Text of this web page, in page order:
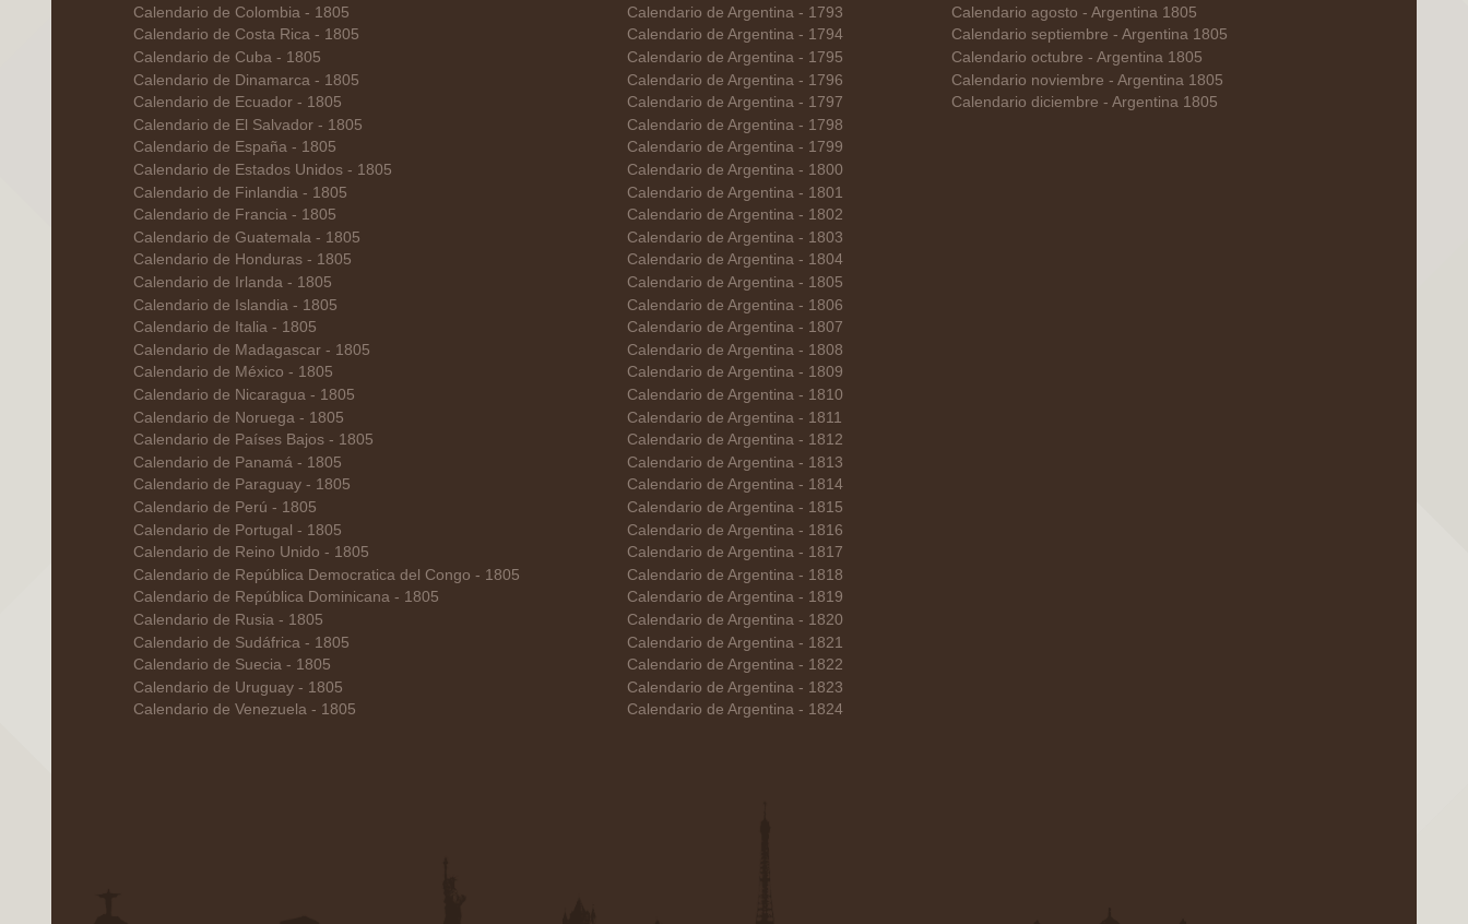
Calendario de Colombia - 1805
Calendario de Costa Rica - 1805
Calendario de Cuba - 1805
Calendario de Dinamarca - 1805
Calendario de Ecuador - 1805
Calendario de El Salvador - 1805
Calendario de España - 1805
Calendario de Estados Unidos - 1805
Calendario de Finlandia - 1805
Calendario de Francia - 1805
Calendario de Guatemala - 1805
Calendario de Honduras - 1805
Calendario de Irlanda - 1805
Calendario de Islandia - 1805
Calendario de Italia - 1805
Calendario de Madagascar - 1805
Calendario de México - 1805
Calendario de Nicaragua - 1805
Calendario de Noruega - 1805
Calendario de Países Bajos - 1805
Calendario de Panamá - 1805
Calendario de Paraguay - 1805
Calendario de Perú - 1805
Calendario de Portugal - 1805
Calendario de Reino Unido - 1805
Calendario de República Democratica del Congo - 1805
Calendario de República Dominicana - 1805
Calendario de Rusia - 1805
Calendario de Sudáfrica - 1805
Calendario de Suecia - 1805
Calendario de Uruguay - 1805
Calendario de Venezuela - 1805
Calendario de Argentina - 1793
Calendario de Argentina - 1794
Calendario de Argentina - 1795
Calendario de Argentina - 1796
Calendario de Argentina - 1797
Calendario de Argentina - 1798
Calendario de Argentina - 1799
Calendario de Argentina - 1800
Calendario de Argentina - 1801
Calendario de Argentina - 1802
Calendario de Argentina - 1803
Calendario de Argentina - 1804
Calendario de Argentina - 1805
Calendario de Argentina - 1806
Calendario de Argentina - 1807
Calendario de Argentina - 1808
Calendario de Argentina - 1809
Calendario de Argentina - 1810
Calendario de Argentina - 1811
Calendario de Argentina - 1812
Calendario de Argentina - 1813
Calendario de Argentina - 1814
Calendario de Argentina - 1815
Calendario de Argentina - 1816
Calendario de Argentina - 1817
Calendario de Argentina - 1818
Calendario de Argentina - 1819
Calendario de Argentina - 1820
Calendario de Argentina - 1821
Calendario de Argentina - 1822
Calendario de Argentina - 1823
Calendario de Argentina - 1824
Calendario agosto - Argentina 1805
Calendario septiembre - Argentina 1805
Calendario octubre - Argentina 1805
Calendario noviembre - Argentina 1805
Calendario diciembre - Argentina 1805